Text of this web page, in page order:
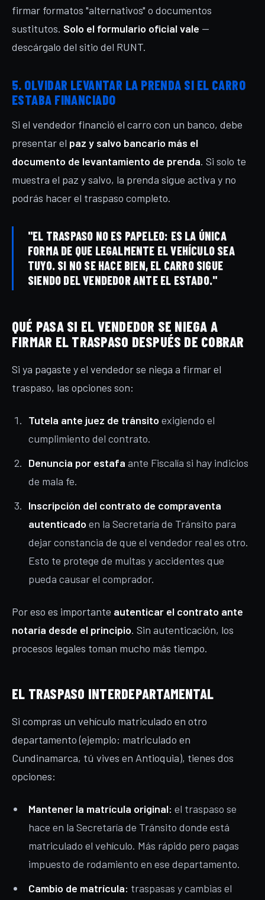
firmar formatos "alternativos" o documentos
sustitutos. Solo el formulario oficial vale —
descárgalo del sitio del RUNT.
5. OLVIDAR LEVANTAR LA PRENDA SI EL CARRO
ESTABA FINANCIADO
Si el vendedor financió el carro con un banco, debe
presentar el paz y salvo bancario más el
documento de levantamiento de prenda. Si solo te
muestra el paz y salvo, la prenda sigue activa y no
podrás hacer el traspaso completo.
"EL TRASPASO NO ES PAPELEO: ES LA ÚNICA
FORMA DE QUE LEGALMENTE EL VEHÍCULO SEA
TUYO. SI NO SE HACE BIEN, EL CARRO SIGUE
SIENDO DEL VENDEDOR ANTE EL ESTADO."
QUÉ PASA SI EL VENDEDOR SE NIEGA A
FIRMAR EL TRASPASO DESPUÉS DE COBRAR
Si ya pagaste y el vendedor se niega a firmar el
traspaso, las opciones son:
Tutela ante juez de tránsito exigiendo el
cumplimiento del contrato.
Denuncia por estafa ante Fiscalía si hay indicios
de mala fe.
Inscripción del contrato de compraventa
autenticado en la Secretaría de Tránsito para
dejar constancia de que el vendedor real es otro.
Esto te protege de multas y accidentes que
pueda causar el comprador.
Por eso es importante autenticar el contrato ante
notaría desde el principio. Sin autenticación, los
procesos legales toman mucho más tiempo.
EL TRASPASO INTERDEPARTAMENTAL
Si compras un vehículo matriculado en otro
departamento (ejemplo: matriculado en
Cundinamarca, tú vives en Antioquia), tienes dos
opciones:
Mantener la matrícula original: el traspaso se
hace en la Secretaría de Tránsito donde está
matriculado el vehículo. Más rápido pero pagas
impuesto de rodamiento en ese departamento.
Cambio de matrícula: traspasas y cambias el